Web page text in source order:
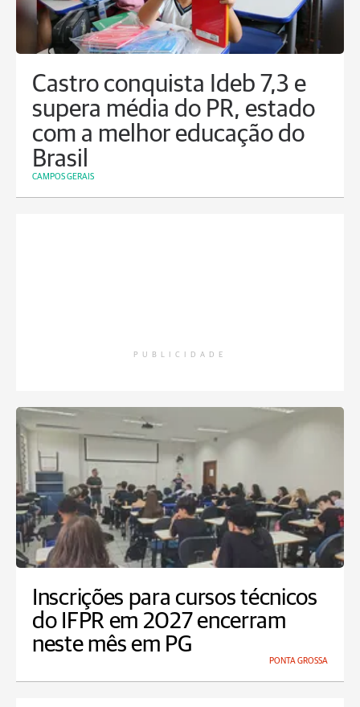
Castro conquista Ideb 7,3 e
supera média do PR, estado
com a melhor educação do
Brasil
CAMPOS GERAIS
PUBLICIDADE
Inscrições para cursos técnicos
do IFPR em 2027 encerram
neste mês em PG
PONTA GROSSA